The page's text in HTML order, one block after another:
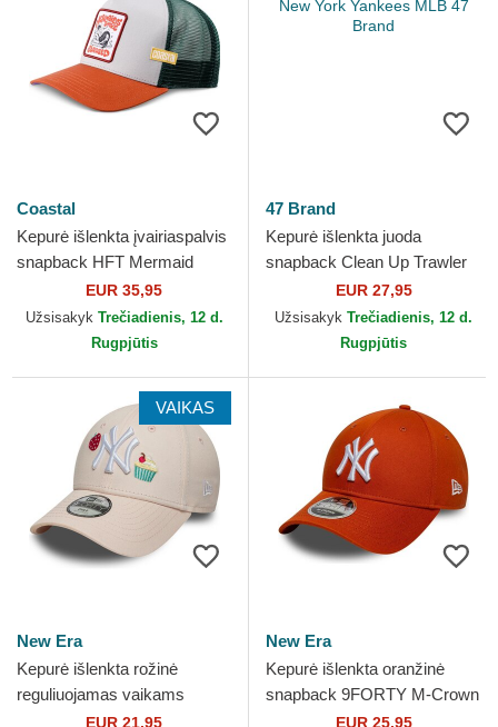
Coastal
Kepurė išlenkta įvairiaspalvis
snapback HFT Mermaid
Weed CoastalEUR 35,95
Užsisakyk Trečiadienis, 12 d.
Rugpjūtis
47 Brand
Kepurė išlenkta juoda
snapback Clean Up Trawler
New York Yankees MLB 47
Brand
EUR 27,95
Užsisakyk Trečiadienis, 12 d.
Rugpjūtis
VAIKAS
New Era
Kepurė išlenkta rožinė
reguliuojamas vaikams
9FORTY Food Icon Cupcake
EUR 21,95
New Era
Kepurė išlenkta oranžinė
snapback 9FORTY M-Crown
New York Yankees MLB New
EUR 25,95